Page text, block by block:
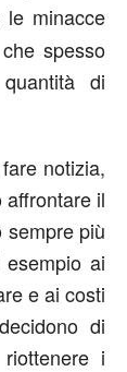
le minacce
spesso
di
notizia,
il
sempre più
ai
e ai costi
di
i